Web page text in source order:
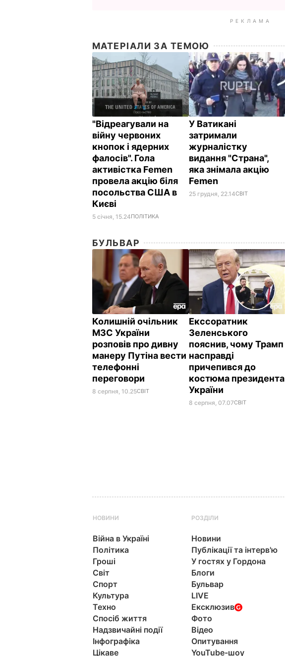
РЕКЛАМА
МАТЕРІАЛИ ЗА ТЕМОЮ
"Відреагували на
війну червоних
кнопок і ядерних
фалосів". Гола
активістка Femen
провела акцію біля
посольства США в
Києві
5 січня, 15.24ПОЛІТИКА
У Ватикані
затримали
журналістку
видання "Страна",
яка знімала акцію
Femen
25 грудня, 22.14СВІТ
БУЛЬВАР
Колишній очільник
МЗС України
розповів про дивну
манеру Путіна вести
телефонні
переговори
8 серпня, 10.25СВІТ
Екссоратник
Зеленського
пояснив, чому Трамп
насправді
причепився до
костюма президента
України
8 серпня, 07.07СВІТ
НОВИНИ
Війна в Україні
Політика
Гроші
Світ
Спорт
Культура
Техно
Спосіб життя
Надзвичайні події
Інфографіка
Цікаве
РОЗДІЛИ
Новини
Публікації та інтерв'ю
У гостях у Гордона
Блоги
Бульвар
LIVE
Ексклюзив
Фото
Відео
Опитування
YouTube-шоу